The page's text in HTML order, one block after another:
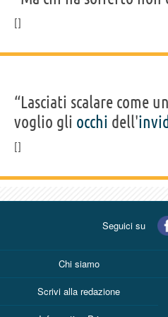
“Lasciati scalare come
voglio gli occhi dell'
Seguici su
Chi siamo
Scrivi alla redazione